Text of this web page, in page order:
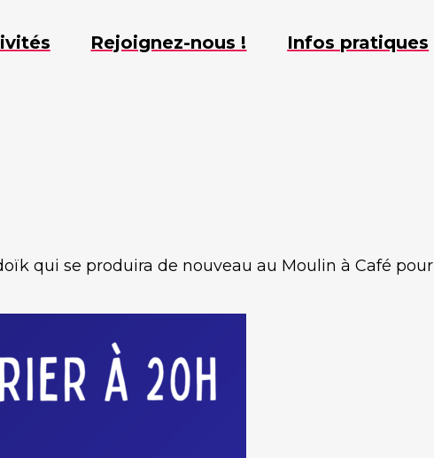
Rejoignez-nous ! Infos pratiques
qui se produira de nouveau au Moulin à Café pour